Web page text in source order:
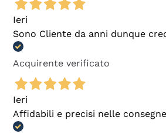
Ieri
Sono Cliente da anni dunque
Acquirente verificato
Ieri
Affidabili e precisi nelle consegne